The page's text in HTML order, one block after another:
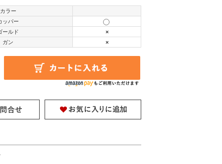
カラー
ッパー
ールド
×
ガン
×